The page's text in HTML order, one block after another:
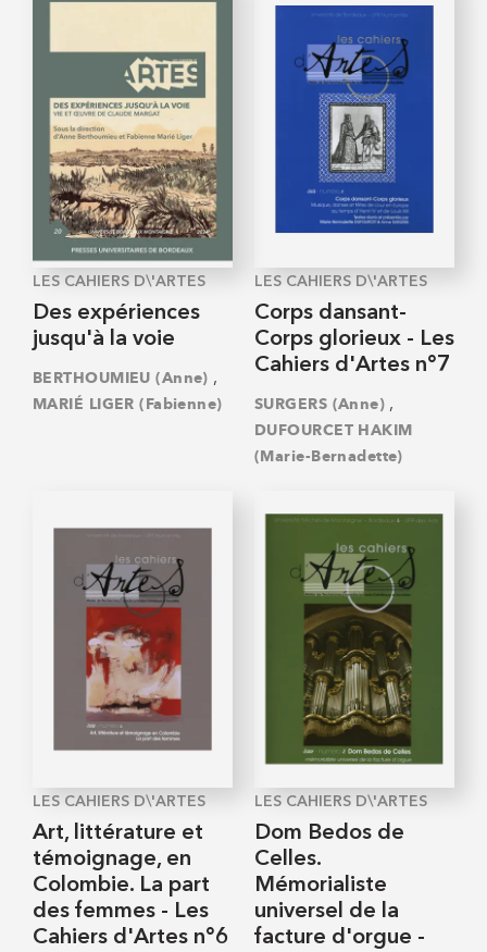
LES CAHIERS D\'ARTES
Des expériences
jusqu'à la voie
BERTHOUMIEU (Anne) ,
MARIÉ LIGER (Fabienne)
LES CAHIERS D\'ARTES
Corps dansant-
Corps glorieux - Les
Cahiers d'Artes n°7
SURGERS (Anne) ,
DUFOURCET HAKIM
(Marie-Bernadette)
LES CAHIERS D\'ARTES
Art, littérature et
témoignage, en
Colombie. La part
des femmes - Les
Cahiers d'Artes n°6
LES CAHIERS D\'ARTES
Dom Bedos de
Celles.
Mémorialiste
universel de la
facture d'orgue -